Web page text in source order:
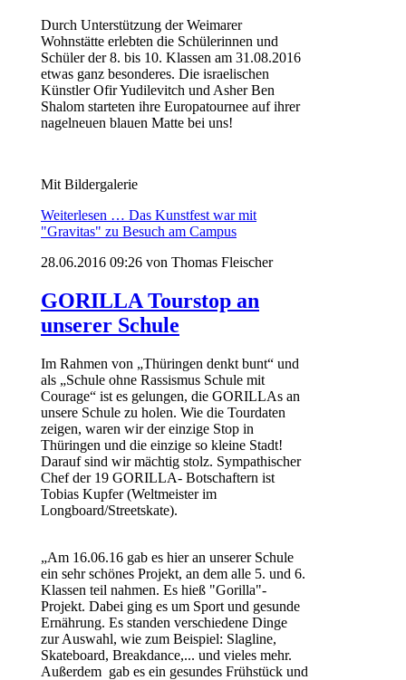
Durch Unterstützung der Weimarer
Wohnstätte erlebten die Schülerinnen und
Schüler der 8. bis 10. Klassen am 31.08.2016
etwas ganz besonderes. Die israelischen
Künstler Ofir Yudilevitch und Asher Ben
Shalom starteten ihre Europatournee auf ihrer
nagelneuen blauen Matte bei uns!
Mit Bildergalerie
Weiterlesen … Das Kunstfest war mit
"Gravitas" zu Besuch am Campus
28.06.2016 09:26 von Thomas Fleischer
GORILLA Tourstop an
unserer Schule
Im Rahmen von „Thüringen denkt bunt“ und
als „Schule ohne Rassismus Schule mit
Courage“ ist es gelungen, die GORILLAs an
unsere Schule zu holen. Wie die Tourdaten
zeigen, waren wir der einzige Stop in
Thüringen und die einzige so kleine Stadt!
Darauf sind wir mächtig stolz. Sympathischer
Chef der 19 GORILLA- Botschaftern ist
Tobias Kupfer (Weltmeister im
Longboard/Streetskate).
„Am 16.06.16 gab es hier an unserer Schule
ein sehr schönes Projekt, an dem alle 5. und 6.
Klassen teil nahmen. Es hieß "Gorilla"-
Projekt. Dabei ging es um Sport und gesunde
Ernährung. Es standen verschiedene Dinge
zur Auswahl, wie zum Beispiel: Slagline,
Skateboard, Breakdance,... und vieles mehr.
Außerdem gab es ein gesundes Frühstück und